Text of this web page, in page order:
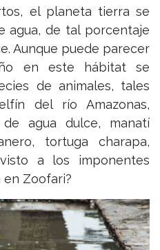
el planeta tierra se
agua, de tal porcentaje
Aunque puede parecer
en este hábitat se
de animales, tales
del río Amazonas,
agua dulce, manatí
tortuga charapa,
a los imponentes
Zoofari?